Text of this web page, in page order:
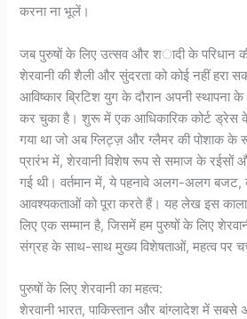
करना ना भूलें।
जब पुरुषों के लिए उत्सव और शादी के परिधान
शेरवानी की शैली और सुंदरता को कोई नहीं हरा
आविष्कार ब्रिटिश युग के दौरान अपनी
कर चुका है। शुरू में एक आधिकारिक कोर्ट ड्रेस
गया था जो अब ग्लिट्ज़ और ग्लैमर की पोशाक के
प्रारंभ में, शेरवानी विशेष रूप से समाज के रईसों
गई थी। वर्तमान में, ये पहनावे अलग-अलग बजट,
आवश्यकताओं को पूरा करते हैं। यह लेख इस
लिए एक सम्मान है, जिसमें हम पुरुषों के लिए
संग्रह के साथ-साथ मुख्य विशेषताओं, महत्व पर
पुरुषों के लिए शेरवानी का महत्व:
शेरवानी भारत, पाकिस्तान और बांग्लादेश में सबसे